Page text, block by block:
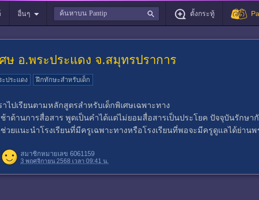
อื่นๆ ตั้งกระทู้
ษ อ.พระประแดง จ.สมุทรปราการ
ะประแดง ฝึกทักษะสำหรับเด็ก
ไปเรียนตามหลักสูตรสำหรับเด็กพิเศษเฉพาะทาง
าด้านการสื่อสาร พูดเป็นคำได้แต่ไม่ยอมสื่อสาร​เป็นประโยค ปัจจุบันรักษา
ยแนะนำโรงเรียนที่มีครูเฉพาะทางหรือโรงเรียนที่พอจะมีครูดูแลได้ย่าน
สมาชิกหมายเลข 6061159
3 พฤศจิกายน 2568 เวลา 09:41 น.